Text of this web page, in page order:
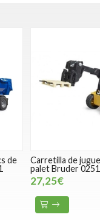
de
Carretilla de
palet Bruder
27,25€